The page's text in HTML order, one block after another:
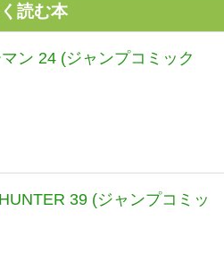
読む本
ン 24 (ジャンプコミック
39 (ジャンプコミッ